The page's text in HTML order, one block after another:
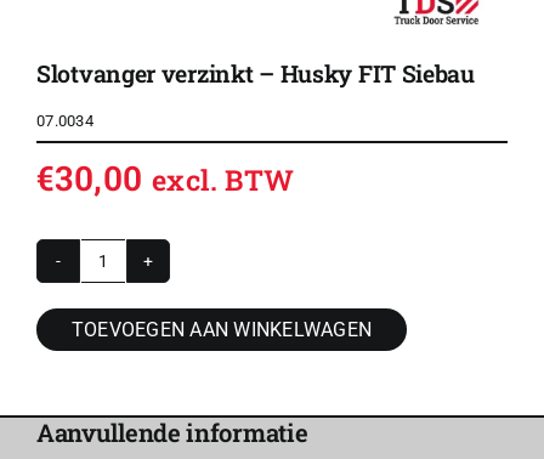
Slotvanger verzinkt – Husky FIT Siebau
07.0034
€30,00 excl. BTW
Slotvanger
verzinkt
-
FIT
TOEVOEGEN AAN WINKELWAGEN
Aanvullende informatie